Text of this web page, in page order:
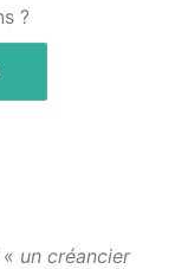
?
un créancier